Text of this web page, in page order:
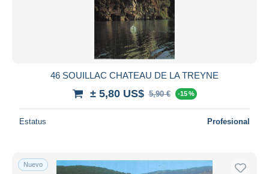
46 SOUILLAC CHATEAU DE LA TREYNE
± 5,80 US$ 5,90 € -15 %
Estatus Profesional
Nuevo